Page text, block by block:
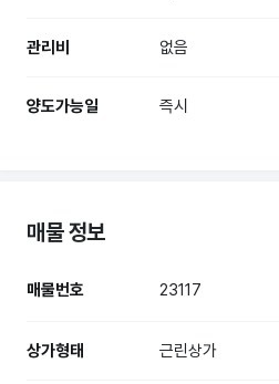
관리비 없음
양도가능일 즉시
매물 정보
매물번호 23117
상가형태 근린상가